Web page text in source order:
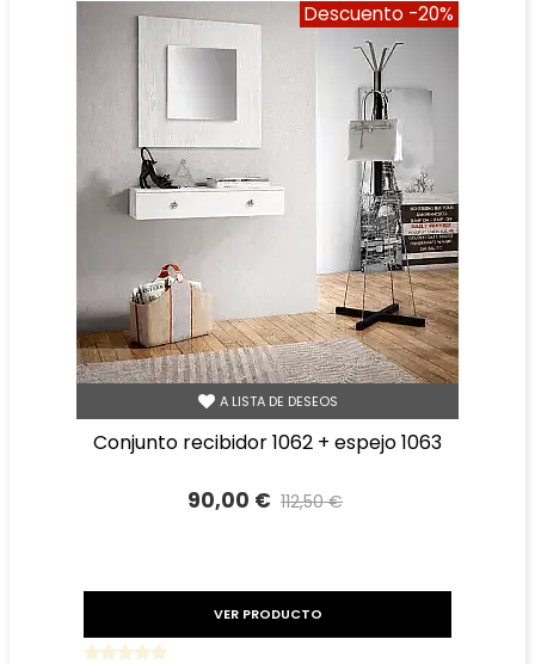
Descuento -20%
A LISTA DE DESEOS
conjunto recibidor 1062 + espejo 1063
90,00 € 112,50 €
VER PRODUCTO